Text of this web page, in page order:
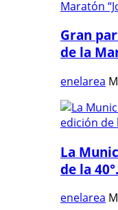
Gran
de la
enelarea
La
de la
enelarea